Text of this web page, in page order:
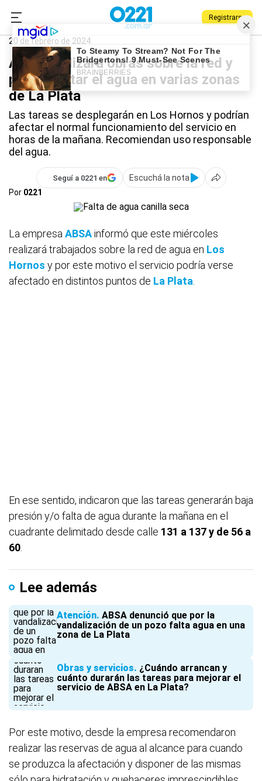
Registrarse
0221.com.ar
ABSA
20 de febrero de 2024
ABSA realizará obras sobre la red y
podría faltar el agua en varias zonas
de La Plata
Las tareas se desplegarán en Los Hornos y podrían
afectar el normal funcionamiento del servicio en
horas de la mañana. Recomiendan uso responsable
del agua.
Seguí a 0221 en
Escuchá la nota
Por 0221
La empresa ABSAinformó que este miércoles
realizará trabajados sobre la red de agua en Los
Hornos y por este motivo el servicio podría verse
afectado en distintos puntos de La Plata
En ese sentido, indicaron que las tareas generarán baja
presión y/o falta de agua durante la mañana en el
cuadrante delimitado desde calle 131 a 137 y de 56 a
60
Lee además
Atención ABSA denunció que por la
vandalización de un pozo falta agua en una
zona de La Plata
Obras y servicios ¿Cuándo arrancan y
cuánto durarán las tareas para mejorar el
servicio de ABSA en La Plata?
Por este motivo, desde la empresa recomendaron
realizar las reservas de agua al alcance para cuando
se produzca la afectación y disponer de las mismas